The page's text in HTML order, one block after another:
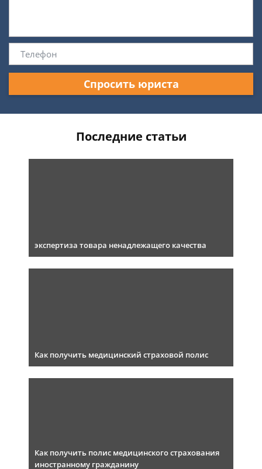
Спросить юриста
Последние статьи
экспертиза товара ненадлежащего качества
Как получить медицинский страховой полис
Как получить полис медицинского страхования
иностранному гражданину